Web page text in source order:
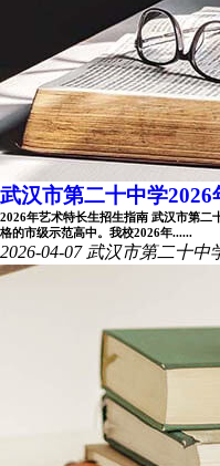
武汉市第二十中学
2026年艺术特长生招生指南 武汉市第二
格的市级示范高中。我校2026年......
2026-04-07 武汉市第二十中